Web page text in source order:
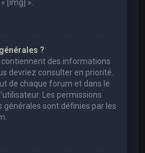
[img] ».
?
contiennent des informations
devriez consulter en priorité.
de chaque forum et dans le
Les permissions
générales sont définies par les